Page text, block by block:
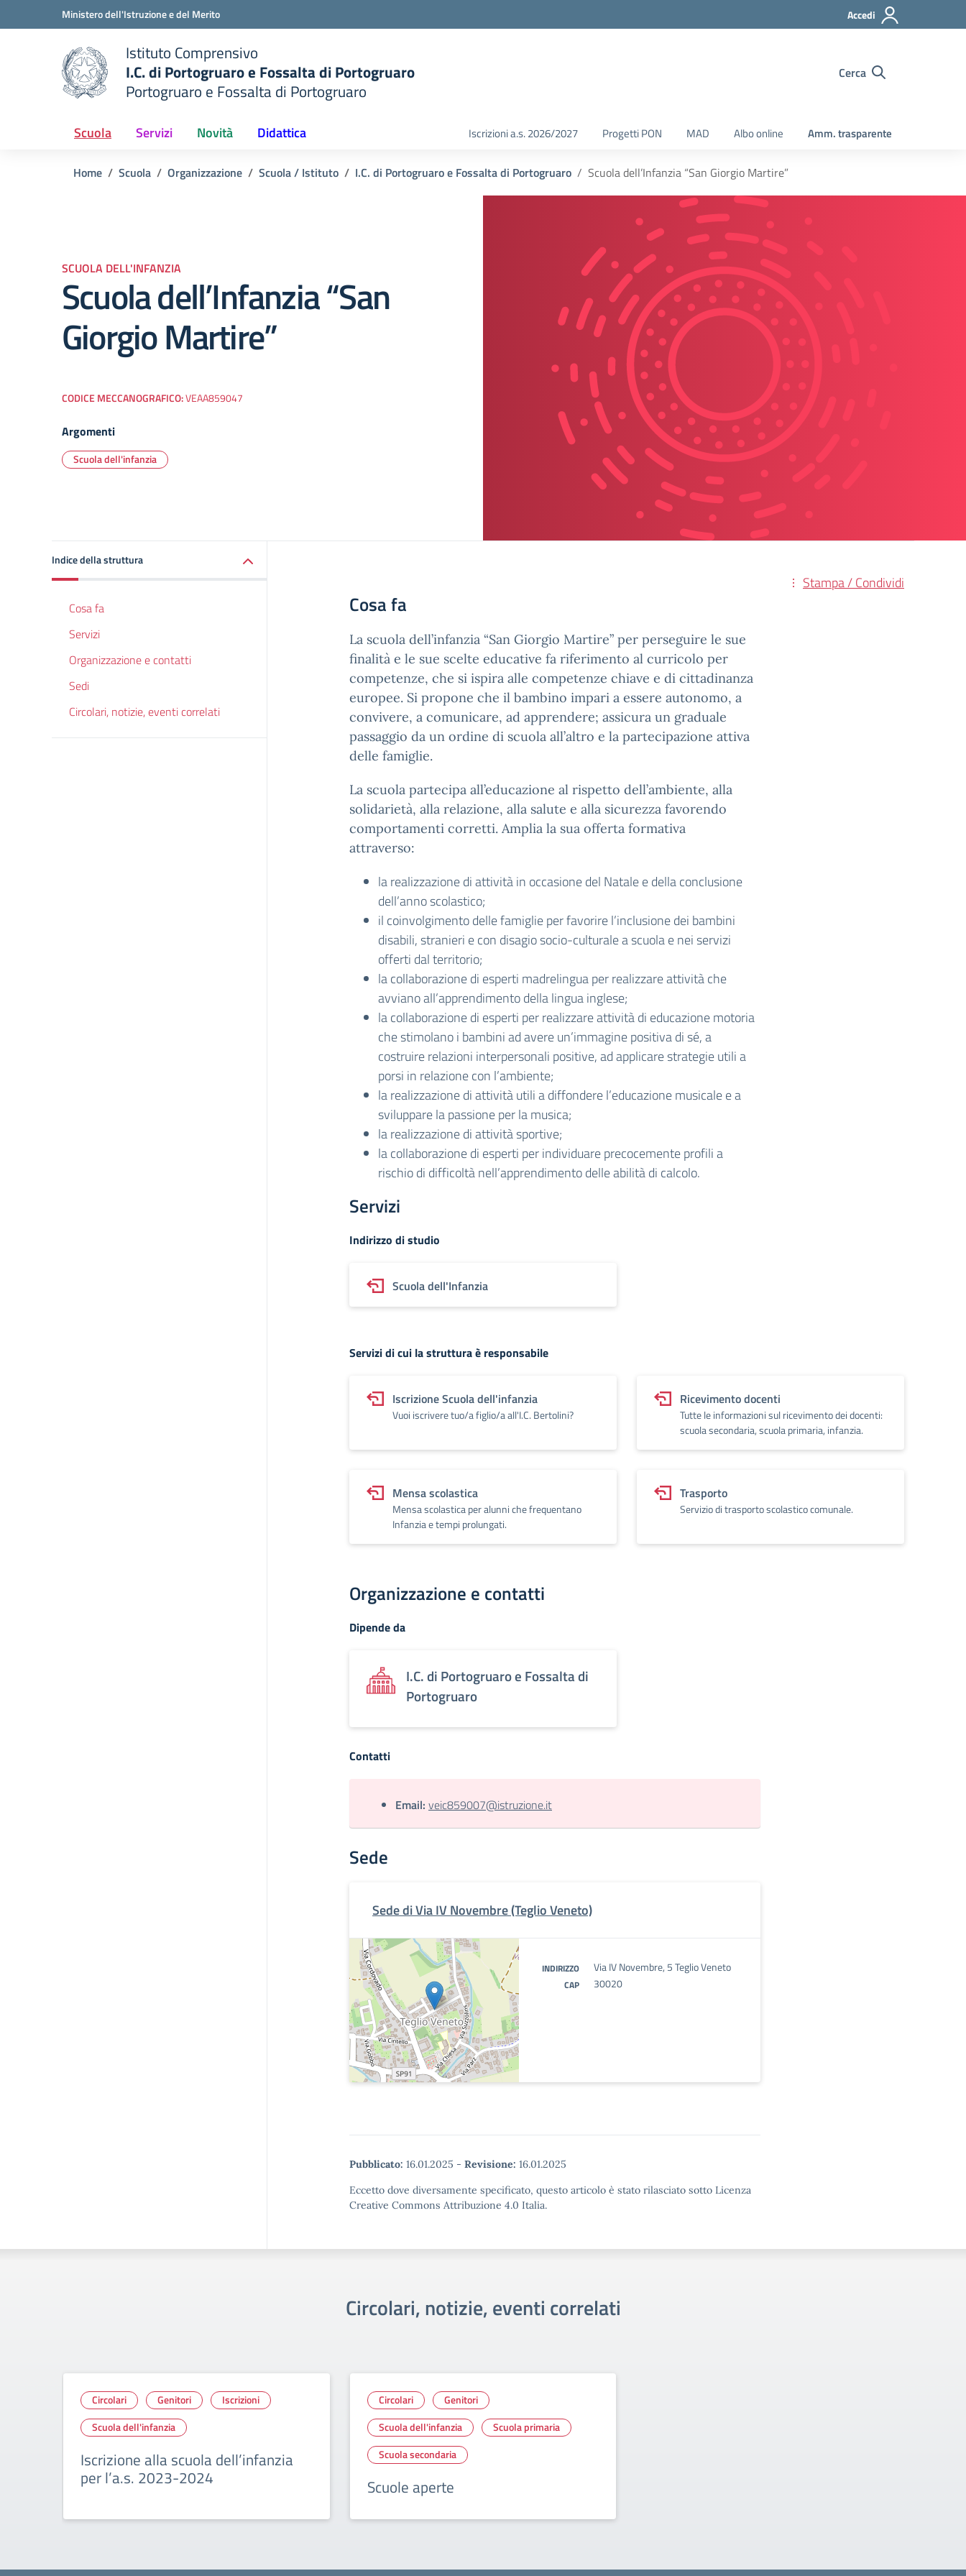
Vai ai contenuti
Vai al menu di navigazioneMinistero dell'Istruzione e del Merito Accedi
Istituto Comprensivo
I.C. di Portogruaro e Fossalta di Portogruaro
Portogruaro e Fossalta di Portogruaro
Cerca
Scuola Servizi Novità Didattica Iscrizioni a.s. 2026/2027 Progetti PON MAD Albo online Amm. trasparente
Home Scuola Organizzazione Scuola / Istituto I.C. di Portogruaro e Fossalta di Portogruaro Scuola dell’Infanzia “San Giorgio Martire”
SCUOLA DELL'INFANZIA
Scuola dell’Infanzia “San
Giorgio Martire”
CODICE MECCANOGRAFICO:VEAA859047
Argomenti
Scuola dell'infanzia
Indice della struttura
Cosa fa
Servizi
Organizzazione e contatti
Sedi
Circolari, notizie, eventi correlati
Stampa / Condividi
Cosa fa
La scuola dell’infanzia “San Giorgio Martire” per perseguire le sue
finalità e le sue scelte educative fa riferimento al curricolo per
competenze, che si ispira alle competenze chiave e di cittadinanza
europee. Si propone che il bambino impari a essere autonomo, a
convivere, a comunicare, ad apprendere; assicura un graduale
passaggio da un ordine di scuola all’altro e la partecipazione attiva
delle famiglie.
La scuola partecipa all’educazione al rispetto dell’ambiente, alla
solidarietà, alla relazione, alla salute e alla sicurezza favorendo
comportamenti corretti. Amplia la sua offerta formativa
attraverso:
la realizzazione di attività in occasione del Natale e della conclusione
dell’anno scolastico;
il coinvolgimento delle famiglie per favorire l’inclusione dei bambini
disabili, stranieri e con disagio socio-culturale a scuola e nei servizi
offerti dal territorio;
la collaborazione di esperti madrelingua per realizzare attività che
avviano all’apprendimento della lingua inglese;
la collaborazione di esperti per realizzare attività di educazione motoria
che stimolano i bambini ad avere un’immagine positiva di sé, a
costruire relazioni interpersonali positive, ad applicare strategie utili a
porsi in relazione con l’ambiente;
la realizzazione di attività utili a diffondere l’educazione musicale e a
sviluppare la passione per la musica;
la realizzazione di attività sportive;
la collaborazione di esperti per individuare precocemente profili a
rischio di difficoltà nell’apprendimento delle abilità di calcolo.
Servizi
Indirizzo di studio
Scuola dell'Infanzia
Servizi di cui la struttura è responsabile
Iscrizione Scuola dell'infanzia
Vuoi iscrivere tuo/a figlio/a all'I.C. Bertolini?
Ricevimento docenti
Tutte le informazioni sul ricevimento dei docenti:
scuola secondaria, scuola primaria, infanzia.
Mensa scolastica
Mensa scolastica per alunni che frequentano
Infanzia e tempi prolungati.
Trasporto
Servizio di trasporto scolastico comunale.
Organizzazione e contatti
Dipende da
I.C. di Portogruaro e Fossalta di
Portogruaro
Contatti
Email: veic859007@istruzione.it
Sede
Sede di Via IV Novembre (Teglio Veneto)
INDIRIZZO Via IV Novembre, 5 Teglio Veneto
CAP 30020
Pubblicato: 16.01.2025 - Revisione: 16.01.2025
Eccetto dove diversamente specificato, questo articolo è stato rilasciato sotto Licenza
Creative Commons Attribuzione 4.0 Italia.
Circolari, notizie, eventi correlati
Circolari Genitori
Iscrizioni
Scuola dell'infanzia
Iscrizione alla scuola dell’infanzia
per l’a.s. 2023-2024
Circolari
Genitori
Scuola dell'infanzia
Scuola primaria
Scuola secondaria
Scuole aperte